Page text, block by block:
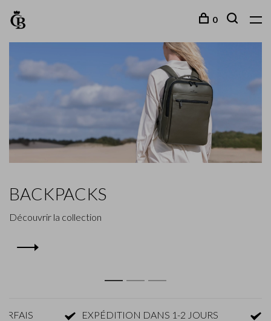
0
BACKPACKS
Découvrir la collection
EXPÉDITION DANS 1-2 JOURS